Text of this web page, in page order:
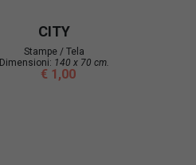
CITY
Stampe / Tela
Dimensioni: 140 x 70 cm.
€ 1,00